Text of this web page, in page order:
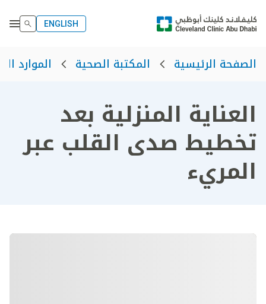
ENGLISH
الصفحة الرئيسية المكتبة الصحية الموارد
العناية المنزلية بعد
تخطيط صدى القلب عبر
المريء